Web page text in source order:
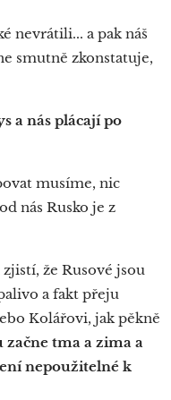
nevrátili... a pak náš
smutně zkonstatuje,
a nás plácají po
musíme, nic
nás Rusko je z
že Rusové jsou
a fakt přeju
Kolářovi, jak pěkně
tma a zima a
nepoužitelné k